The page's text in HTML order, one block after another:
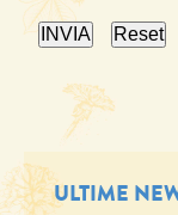
INVIA Reset
ULTIME